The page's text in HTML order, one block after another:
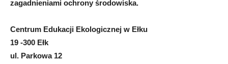
zagadnieniami ochrony środowiska.
Centrum Edukacji Ekologicznej w Ełku
19 -300 Ełk
ul. Parkowa 12